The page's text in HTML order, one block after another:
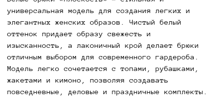
универсальная модель для создания легких и
элегантных женских образов. Чистый белый
оттенок придает образу свежесть и
изысканность, а лаконичный крой делает брюки
отличным выбором для современного гардероба.
Модель легко сочетается с топами, рубашками,
жакетами и кимоно, позволяя создавать
повседневные, деловые и праздничные комплекты.